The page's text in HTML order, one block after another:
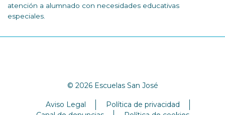
atención a alumnado con necesidades educativas
especiales.
© 2026 Escuelas San José
Aviso Legal
Política de privacidad